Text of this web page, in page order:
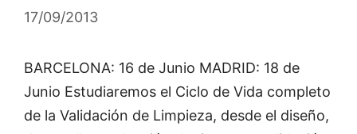
17/09/2013
BARCELONA: 16 de Junio MADRID: 18 de
Junio Estudiaremos el Ciclo de Vida completo
de la Validación de Limpieza, desde el diseño,